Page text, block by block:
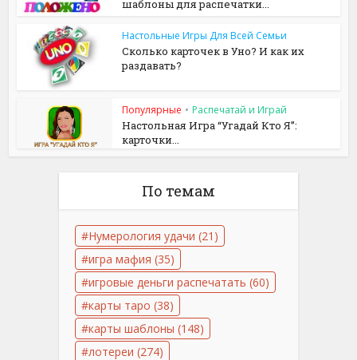
шаблоны для распечатки...
Настольные Игры Для Всей Семьи
Сколько карточек в Уно? И как их
раздавать?
Популярные • Распечатай и Играй
Настольная Игра “Угадай Кто Я”:
карточки...
По темам
Нумерология удачи (21)
игра мафия (35)
игровые деньги распечатать (60)
карты таро (38)
карты шаблоны (148)
лотереи (274)